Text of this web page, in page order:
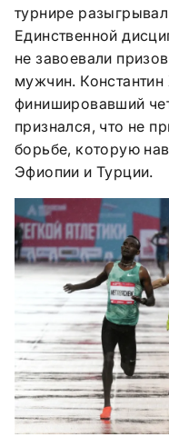
турнире
Единственной
не завоевали
мужчин.
финишировавший
признался, что не
борьбе, которую
Эфиопии и Турции.